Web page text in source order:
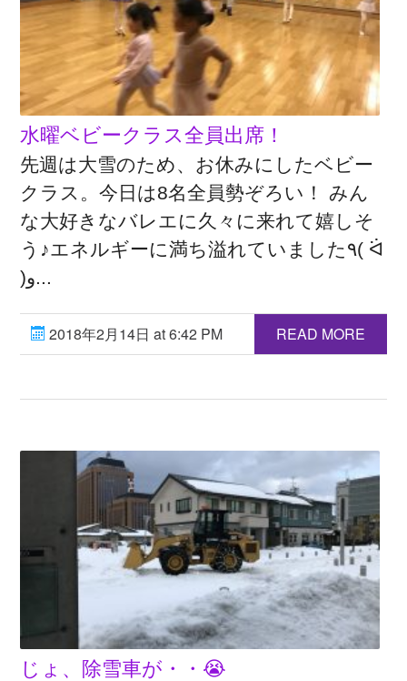
水曜ベビークラス全員出席！
先週は大雪のため、お休みにしたベビー
クラス。今日は8名全員勢ぞろい！ みん
な大好きなバレエに久々に来れて嬉しそ
う♪エネルギーに満ち溢れていました٩( ᐛ
2018年2月14日 at 6:42 PM READ MORE
じょ、除雪車が・・😭